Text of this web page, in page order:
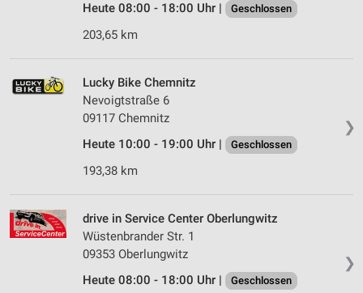
Heute 08:00 - 18:00 Uhr |
Geschlossen
203,65 km
❯
Lucky Bike Chemnitz
Nevoigtstraße 6
09117 Chemnitz
Heute 10:00 - 19:00 Uhr |
Geschlossen
193,38 km
❯
drive in Service Center Oberlungwitz
Wüstenbrander Str. 1
09353 Oberlungwitz
Heute 08:00 - 18:00 Uhr |
Geschlossen